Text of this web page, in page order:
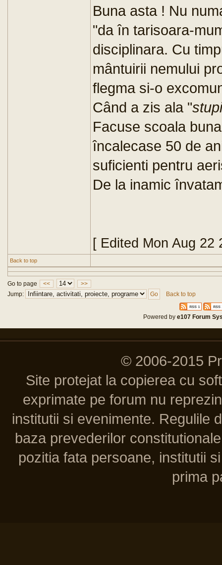
Buna asta ! Nu
"da în tarisoara-
disciplinara. Cu
mântuirii nemului
flegma si-o
Când a zis ala "
Facuse scoala
încalecase 50 de
suficienti pentru
De la inamic
[ Edited Mon Aug 22
Back to top
Go to page <<
>>
Jump:
Back to top
Powered bye107 Forum
© 2006-2015
Site protejat la copierea cu
exprimate pe forum nu
institutii si evenimente. Regulile
baza prevederilor
pozitia fata persoane, institutii
prima